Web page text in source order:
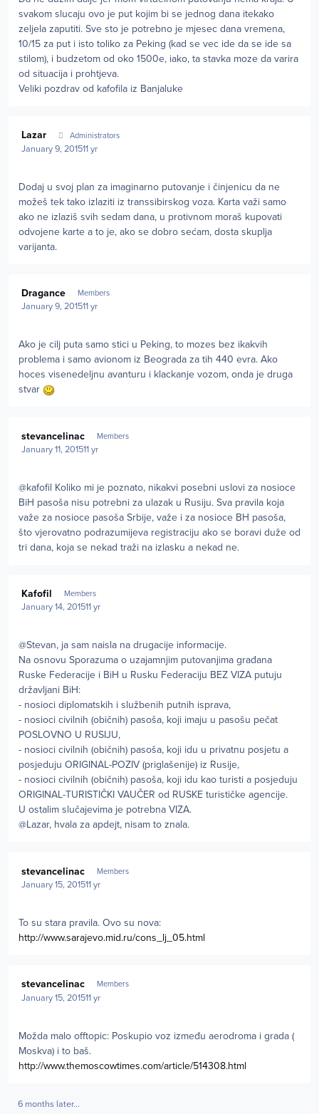
svakom slucaju ovo je put kojim bi se jednog dana itekako
zeljela zaputiti. Sve sto je potrebno je mjesec dana vremena,
10/15 za put i isto toliko za Peking (kad se vec ide da se ide sa
stilom), i budzetom od oko 1500e, iako, ta stavka moze da varira
od situacija i prohtjeva.
Veliki pozdrav od kafofila iz Banjaluke
Lazar Administrators
January 9, 201511 yr
Dodaj u svoj plan za imaginarno putovanje i činjenicu da ne
možeš tek tako izlaziti iz transsibirskog voza. Karta važi samo
ako ne izlaziš svih sedam dana, u protivnom moraš kupovati
odvojene karte a to je, ako se dobro sećam, dosta skuplja
varijanta.
Dragance Members
January 9, 201511 yr
Ako je cilj puta samo stici u Peking, to mozes bez ikakvih
problema i samo avionom iz Beograda za tih 440 evra. Ako
hoces visenedeljnu avanturu i klackanje vozom, onda je druga
stvar
stevancelinac Members
January 11, 201511 yr
@kafofil Koliko mi je poznato, nikakvi posebni uslovi za nosioce
BiH pasoša nisu potrebni za ulazak u Rusiju. Sva pravila koja
važe za nosioce pasoša Srbije, važe i za nosioce BH pasoša,
što vjerovatno podrazumijeva registraciju ako se boravi duže od
tri dana, koja se nekad traži na izlasku a nekad ne.
Kafofil Members
January 14, 201511 yr
@Stevan, ja sam naisla na drugacije informacije.
Na osnovu Sporazuma o uzajamnjim putovanjima građana
Ruske Federacije i BiH u Rusku Federaciju BEZ VIZA putuju
državljani BiH:
- nosioci diplomatskih i službenih putnih isprava,
- nosioci civilnih (običnih) pasoša, koji imaju u pasošu pečat
POSLOVNO U RUSIJU,
- nosioci civilnih (običnih) pasoša, koji idu u privatnu posjetu a
posjeduju ORIGINAL-POZIV (priglašenije) iz Rusije,
- nosioci civilnih (običnih) pasoša, koji idu kao turisti a posjeduju
ORIGINAL-TURISTIČKI VAUČER od RUSKE turističke agencije.
U ostalim slučajevima je potrebna VIZA.
@Lazar, hvala za apdejt, nisam to znala.
stevancelinac Members
January 15, 201511 yr
To su stara pravila. Ovo su nova:
http://www.sarajevo.mid.ru/cons_lj_05.html
stevancelinac Members
January 15, 201511 yr
Možda malo offtopic: Poskupio voz između aerodroma i grada (
Moskva) i to baš.
http://www.themoscowtimes.com/article/514308.html
6 months later...